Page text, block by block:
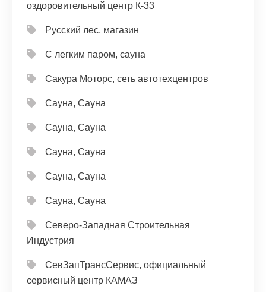
оздоровительный центр К-33
Русский лес, магазин
С легким паром, сауна
Сакура Моторс, сеть автотехцентров
Сауна, Сауна
Сауна, Сауна
Сауна, Сауна
Сауна, Сауна
Сауна, Сауна
Северо-Западная Строительная
Индустрия
СевЗапТрансСервис, официальный
сервисный центр КАМАЗ